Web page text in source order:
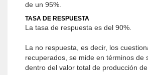
de un 95%.
TASA DE RESPUESTA
La tasa de respuesta es del 90%.
La no respuesta, es decir, los
recuperados, se mide en términos de
dentro del valor total de producción